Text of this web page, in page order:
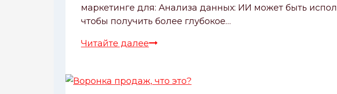
маркетинге для: Анализа данных: ИИ может быть
чтобы получить более глубокое…
Читайте далееИспользование
в